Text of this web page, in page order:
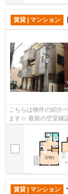
賃貸 | マンション
こちらは物件の紹介
ます☆ 最新の空室確
賃貸 | マンション